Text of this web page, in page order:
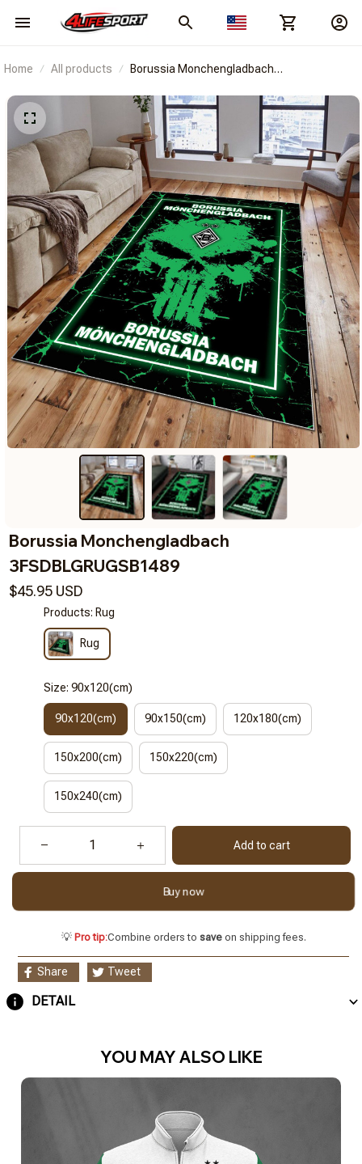
Home All products
Borussia Monchengladbach
Borussia Monchengladbach
3FSDBLGRUGSB1489
$45.95 USD
Products: Rug
Rug
Size: 90x120(cm)
90x120(cm) 90x150(cm) 120x180(cm)
150x200(cm) 150x220(cm)
150x240(cm)
Add to cart
Buy now
💡 Pro tip:Combine orders to saveon shipping fees.
Share Tweet
DETAIL
YOU MAY ALSO LIKE